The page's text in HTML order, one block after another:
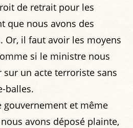
de retrait pour les
que nous avons des
Or, il faut avoir les moyens
si le ministre nous
sur un acte terroriste sans
balles.
gouvernement et même
avons déposé plainte,